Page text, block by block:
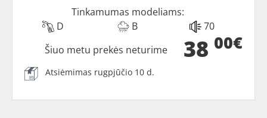
Tinkamumas modeliams:
D
B 70
38 00€
Šiuo metu prekės neturime
Atsiėmimas rugpjūčio 10 d.